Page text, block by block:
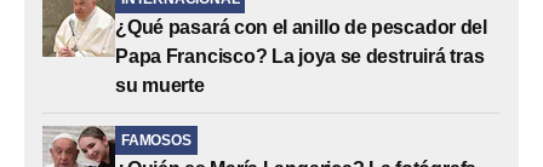
¿Qué pasará con el anillo de pescador del
Papa Francisco? La joya se destruirá tras
su muerte
FAMOSOS